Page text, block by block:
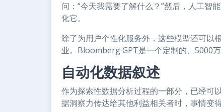
问：“今天我需要了解什么？”然后，人工智
化它。
除了为用户个性化服务外，这些模型还可以
业。Bloomberg GPT是一个定制的、5000
自动化数据叙述
作为探索性数据分析过程的一部分，已经可
据洞察力传达给其他利益相关者时，事情变